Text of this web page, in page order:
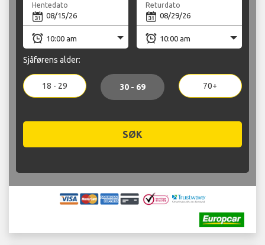
Hentedato Returdato
Sjåførens alder:
18 - 29 30 - 69 70+
SØK